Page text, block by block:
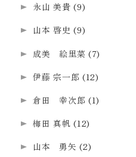
永山 美貴 (9)
山本 啓史 (9)
成美 絵里菜 (7)
伊藤 宗一郎 (12)
倉田 幸次郎 (1)
梅田 真帆 (12)
山本 勇矢 (2)